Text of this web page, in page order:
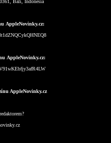
Bali, Indonesia
AppleNovinky.cz:
AppleNovinky.cz:
AppleNovinky.cz